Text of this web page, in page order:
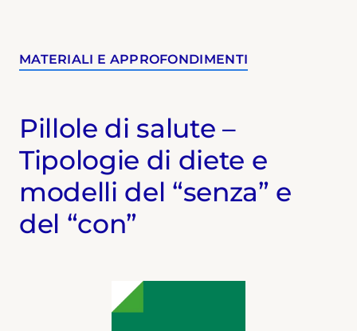
MATERIALI E APPROFONDIMENTI
Pillole di salute –
Tipologie di diete e
modelli del “senza” e
del “con”